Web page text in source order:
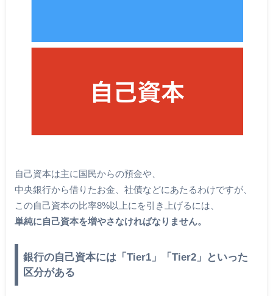
自己資本は主に国民からの預金や、
中央銀行から借りたお金、社債などにあたるわけですが、
この自己資本の比率8%以上にを引き上げるには、
単純に自己資本を増やさなければなりません。
銀行の自己資本には「Tier1」「Tier2」といった
区分がある